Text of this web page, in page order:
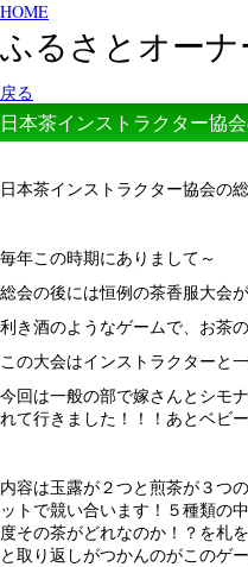
HOME
ふるさとオーナ
戻る
日本茶インストラクター協
日本茶インストラクター協会の
毎年この時期にありまして～
総会の後には恒例の茶香服大会が
利き酒のようなゲームで、お茶
この大会はインストラクターと
今回は一般の部で嫁さんとシモ
れて行きました！！！あとベビ
内容は玉露が２つと煎茶が３つ
ットで競い合います！５種類の
度その茶がどれなのか！？を札
と取り返しがつかんのがこのゲ